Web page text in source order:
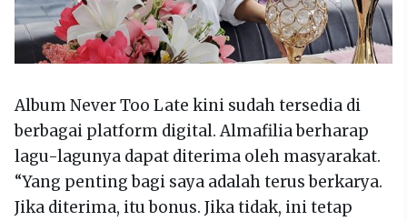
Album Never Too Late kini sudah tersedia di
berbagai platform digital. Almafilia berharap
lagu-lagunya dapat diterima oleh masyarakat.
“Yang penting bagi saya adalah terus berkarya.
Jika diterima, itu bonus. Jika tidak, ini tetap